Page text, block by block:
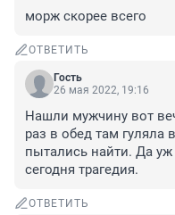
морж скорее всего
ОТВЕТИТЬ
Гость
26 мая 2022, 19:16
Нашли мужчину вот
раз в обед там гуляла
пытались найти. Да
сегодня трагедия.
ОТВЕТИТЬ